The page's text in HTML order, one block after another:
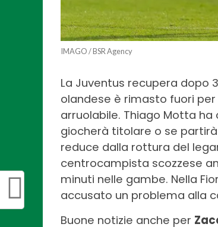
IMAGO / BSR Agency
La Juventus recupera dopo
olandese è rimasto fuori
arruolabile. Thiago Motta
giocherà titolare o se
reduce dalla rottura del
centrocampista scozzese
minuti nelle gambe. Nella
accusato un problema alla
Buone notizie anche per